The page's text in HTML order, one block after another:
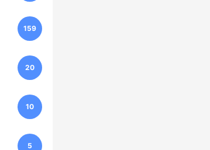
159
20
10
5